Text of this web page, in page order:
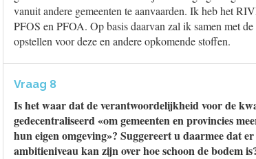
vanuit andere gemeenten te aanvaarden. Ik heb het
PFOS en PFOA. Op basis daarvan zal ik samen met
opstellen voor deze en andere opkomende stoffen.
Vraag 8
Is het waar dat de verantwoordelijkheid voor de
gedecentraliseerd «om gemeenten en provincies
hun eigen omgeving»? Suggereert u daarmee dat
ambitieniveau kan zijn over hoe schoon de bodem